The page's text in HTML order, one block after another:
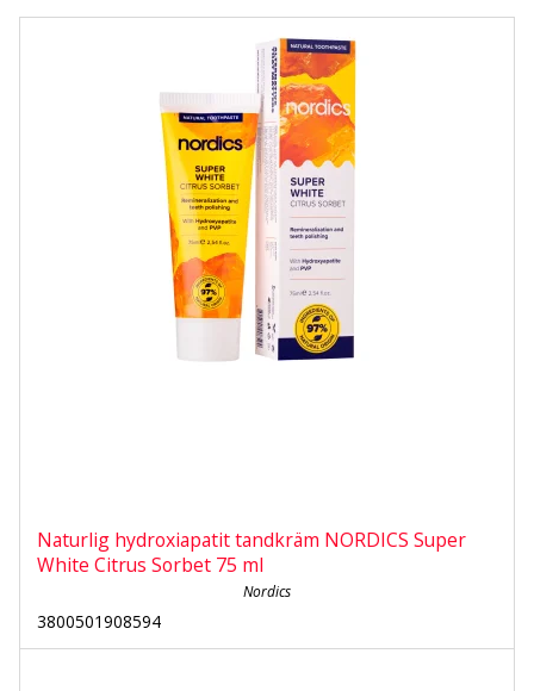
Naturlig hydroxiapatit tandkräm NORDICS Super
White Citrus Sorbet 75 ml
Nordics
3800501908594